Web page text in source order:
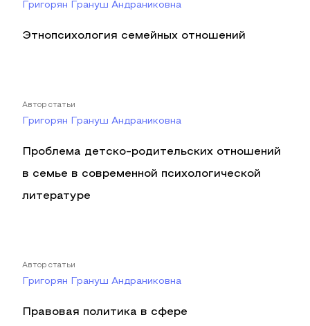
Григорян Грануш Андраниковна
Этнопсихология семейных отношений
Автор статьи
Григорян Грануш Андраниковна
Проблема детско-родительских отношений
в семье в современной психологической
литературе
Автор статьи
Григорян Грануш Андраниковна
Правовая политика в сфере